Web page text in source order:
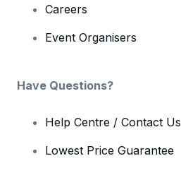
Careers
Event Organisers
Have Questions?
Help Centre / Contact Us
Lowest Price Guarantee